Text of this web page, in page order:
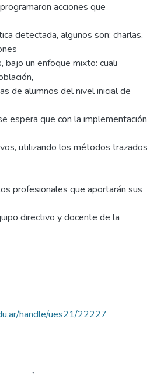
acciones que
detectada, algunos son: charlas,
bajo un enfoque mixto: cuali
de alumnos del nivel inicial de
espera que con la implementación
utilizando los métodos trazados
profesionales que aportarán sus
directivo y docente de la
handle/ues21/22227